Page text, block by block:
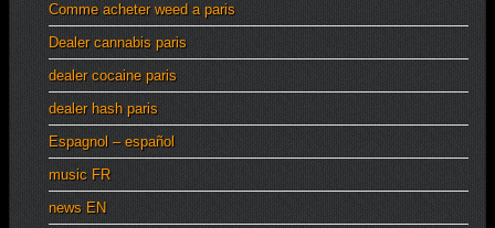
Comme acheter weed a paris
Dealer cannabis paris
dealer cocaine paris
dealer hash paris
Espagnol – español
music FR
news EN